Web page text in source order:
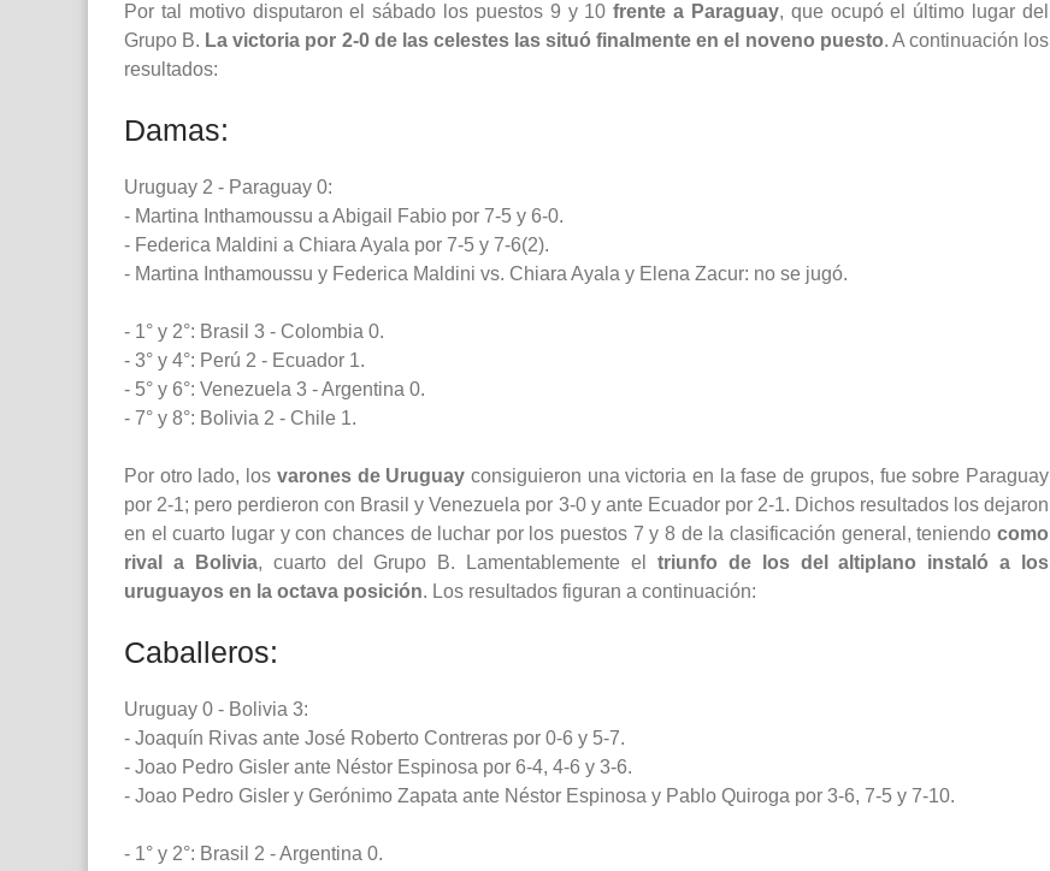
Por tal motivo disputaron el sábado los puestos 9 y 10frente a Paraguay, que ocupó el último lugar del
Grupo B. La victoria por 2-0 de las celestes las situó finalmente en el noveno puesto. A continuación los
resultados:
Damas:
Uruguay 2 - Paraguay 0:
- Martina Inthamoussu a Abigail Fabio por 7-5 y 6-0.
- Federica Maldini a Chiara Ayala por 7-5 y 7-6(2).
- Martina Inthamoussu y Federica Maldini vs. Chiara Ayala y Elena Zacur: no se jugó.
- 1° y 2°: Brasil 3 - Colombia 0.
- 3° y 4°: Perú 2 - Ecuador 1.
- 5° y 6°: Venezuela 3 - Argentina 0.
- 7° y 8°: Bolivia 2 - Chile 1.
Por otro lado, los varones de Uruguay consiguieron una victoria en la fase de grupos, fue sobre Paraguay
por 2-1; pero perdieron con Brasil y Venezuela por 3-0 y ante Ecuador por 2-1. Dichos resultados los dejaron
en el cuarto lugar y con chances de luchar por los puestos 7 y 8 de la clasificación general, teniendo como
rival a Bolivia, cuarto del Grupo B. Lamentablemente el triunfo de los del altiplano instaló a los
uruguayos en la octava posición. Los resultados figuran a continuación:
Caballeros:
Uruguay 0 - Bolivia 3:
- Joaquín Rivas ante José Roberto Contreras por 0-6 y 5-7.
- Joao Pedro Gisler ante Néstor Espinosa por 6-4, 4-6 y 3-6.
- Joao Pedro Gisler y Gerónimo Zapata ante Néstor Espinosa y Pablo Quiroga por 3-6, 7-5 y 7-10.
- 1° y 2°: Brasil 2 - Argentina 0.